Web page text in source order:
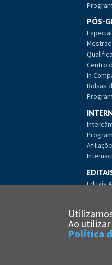
PÓS-
Centro
In
Bolsas
Editais
Editais
Ao utilizar
Política